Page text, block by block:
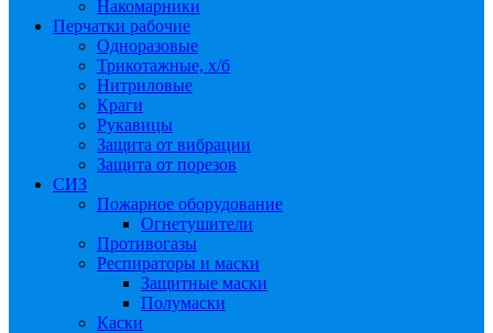
Накомарники
Перчатки рабочие
Одноразовые
Трикотажные, х/б
Нитриловые
Краги
Рукавицы
Защита от вибрации
Защита от порезов
СИЗ
Пожарное оборудование
Огнетушители
Противогазы
Респираторы и маски
Защитные маски
Полумаски
Каски